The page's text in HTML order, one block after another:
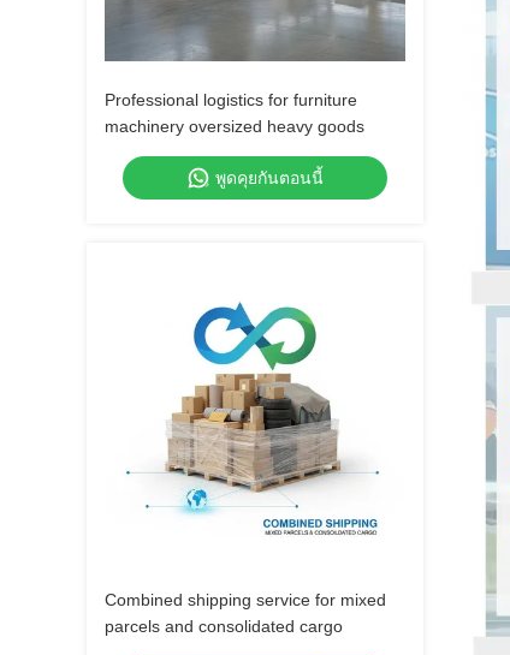
Professional logistics for furniture
machinery oversized heavy goods
พูดคุยกันตอนนี้
Combined shipping service for mixed
parcels and consolidated cargo